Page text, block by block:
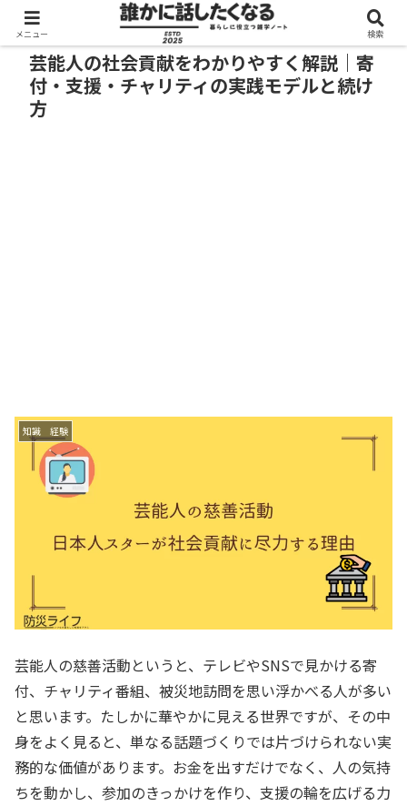
芸能人の社会貢献をわかりやすく解説｜寄
付・支援・チャリティの実践モデルと続け
方
知識 経験
芸能人の慈善活動というと、テレビやSNSで見かける寄
付、チャリティ番組、被災地訪問を思い浮かべる人が多い
と思います。たしかに華やかに見える世界ですが、その中
身をよく見ると、単なる話題づくりでは片づけられない実
務的な価値があります。お金を出すだけでなく、人の気持
ちを動かし、参加のきっかけを作り、支援の輪を広げる力
メニュー 検索